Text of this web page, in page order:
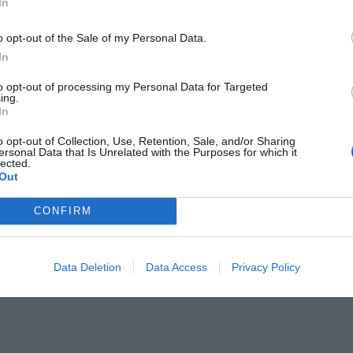
opt-out of the Sale of my Personal Data.
opt-out of processing my Personal Data for Targeted
opt-out of Collection, Use, Retention, Sale, and/or Sharing
Data that Is Unrelated with the Purposes for which it
CONFIRM
Data Deletion Data Access Privacy Policy
RÓWNIEŻ:
obywatel Ukrainy zaatakował zakonnicę i zerwał jej
nastąpił zwrot w sprawie
3600 zł miesięcznie zamiast 800+. Nowa propozycja dla
2026 19:29
zajęciach w szkole podstawowej,
w szkołach ponadpodstawowych.
uczęszczających do ukraińskich szkół zdalnie zachowano
nauki, jednak taka forma nie uprawnia do pobierania